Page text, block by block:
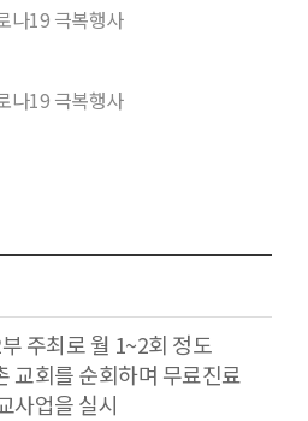
나19 극복행사
나19 극복행사
주최로 월 1~2회 정도
교회를 순회하며 무료진료
사업을 실시